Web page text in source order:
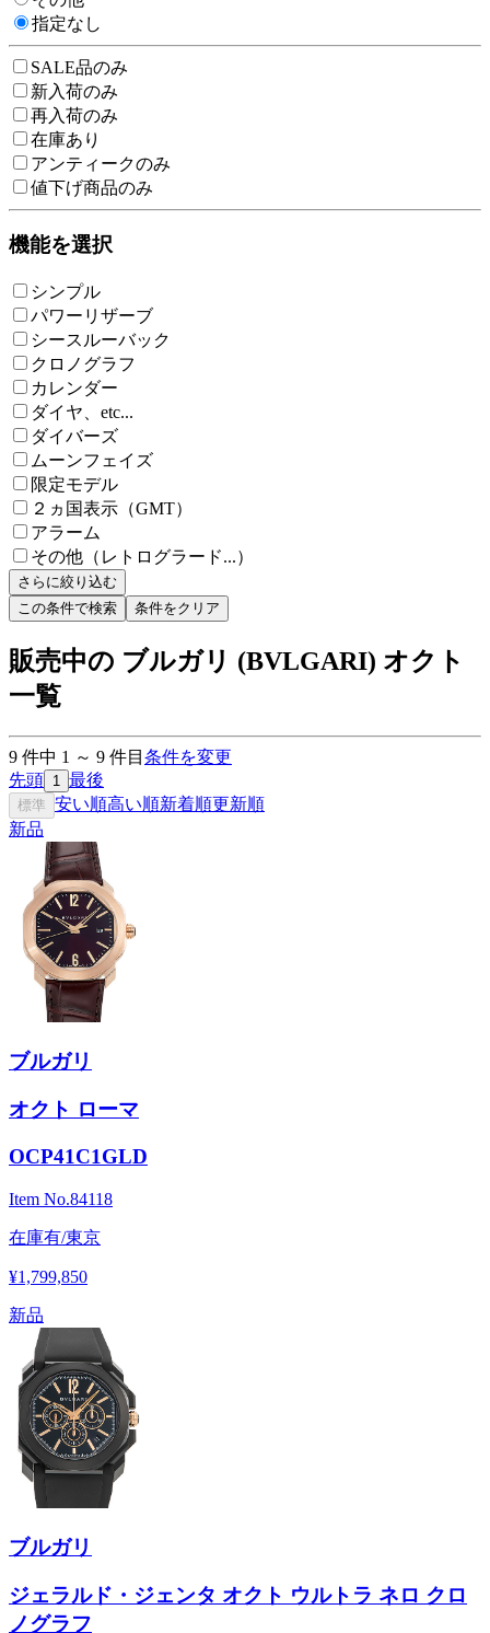
指定なし
SALE品のみ
新入荷のみ
再入荷のみ
在庫あり
アンティークのみ
値下げ商品のみ
機能を選択
シンプル
パワーリザーブ
シースルーバック
クロノグラフ
カレンダー
ダイヤ、etc...
ダイバーズ
ムーンフェイズ
限定モデル
２ヵ国表示（GMT）
アラーム
その他（レトログラード...）
さらに絞り込む
この条件で検索
条件をクリア
販売中の ブルガリ (BVLGARI) オクト
一覧
9 件中 1 ～ 9 件目 条件を変更
先頭 1 最後
標準 安い順高い順新着順更新順
新品
ブルガリ
オクト ローマ
OCP41C1GLD
Item No.84118
在庫有/東京
¥1,799,850
新品
ブルガリ
ジェラルド・ジェンタ オクト ウルトラ ネロ クロ
ノグラフ